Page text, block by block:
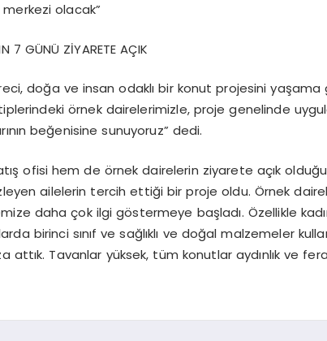
olacak”
7 GÜNÜ ZİYARETE AÇIK
doğa ve insan odaklı bir konut projesini
tiplerindeki örnek dairelerimizle, proje genelinde
beğenisine sunuyoruz” dedi.
ofisi hem de örnek dairelerin ziyarete açık
ailelerin tercih ettiği bir proje oldu. Örnek
daha çok ilgi göstermeye başladı. Özellikle
birinci sınıf ve sağlıklı ve doğal malzemeler
attık. Tavanlar yüksek, tüm konutlar aydınlık ve